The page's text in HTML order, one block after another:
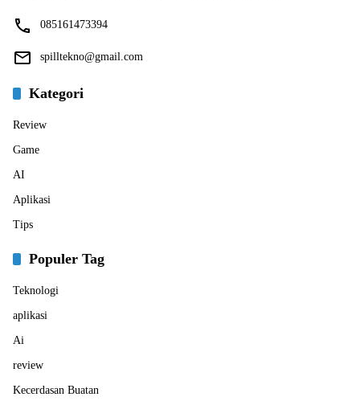
085161473394
spilltekno@gmail.com
Kategori
Review
Game
AI
Aplikasi
Tips
Populer Tag
Teknologi
aplikasi
Ai
review
Kecerdasan Buatan